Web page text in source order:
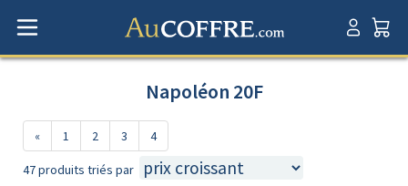
Napoléon 20F
« 1 2 3 4
47 produits triés par